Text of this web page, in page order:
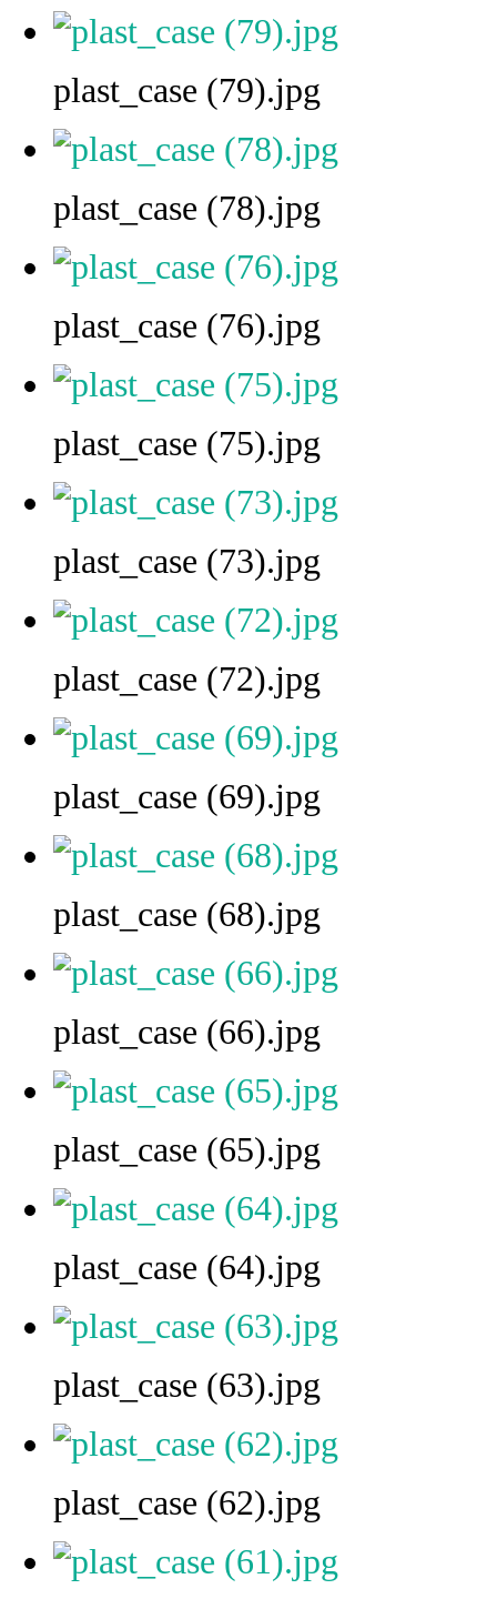
plast_case (79).jpg
plast_case (78).jpg
plast_case (76).jpg
plast_case (75).jpg
plast_case (73).jpg
plast_case (72).jpg
plast_case (69).jpg
plast_case (68).jpg
plast_case (66).jpg
plast_case (65).jpg
plast_case (64).jpg
plast_case (63).jpg
plast_case (62).jpg